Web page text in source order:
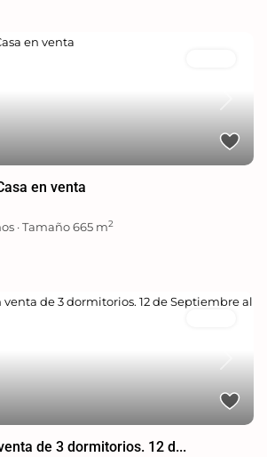
Next
en venta
·Tamaño665 m2
Next
de 3 dormitorios. 12 d...